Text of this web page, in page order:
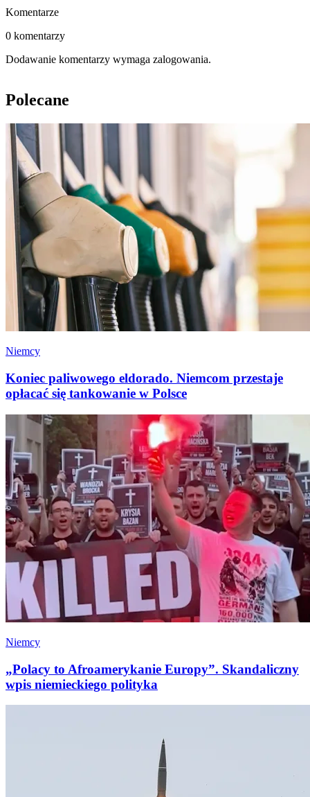
Komentarze
0 komentarzy
Dodawanie komentarzy wymaga zalogowania.
Polecane
Niemcy
Koniec paliwowego eldorado. Niemcom przestaje
opłacać się tankowanie w Polsce
Niemcy
„Polacy to Afroamerykanie Europy”. Skandaliczny
wpis niemieckiego polityka